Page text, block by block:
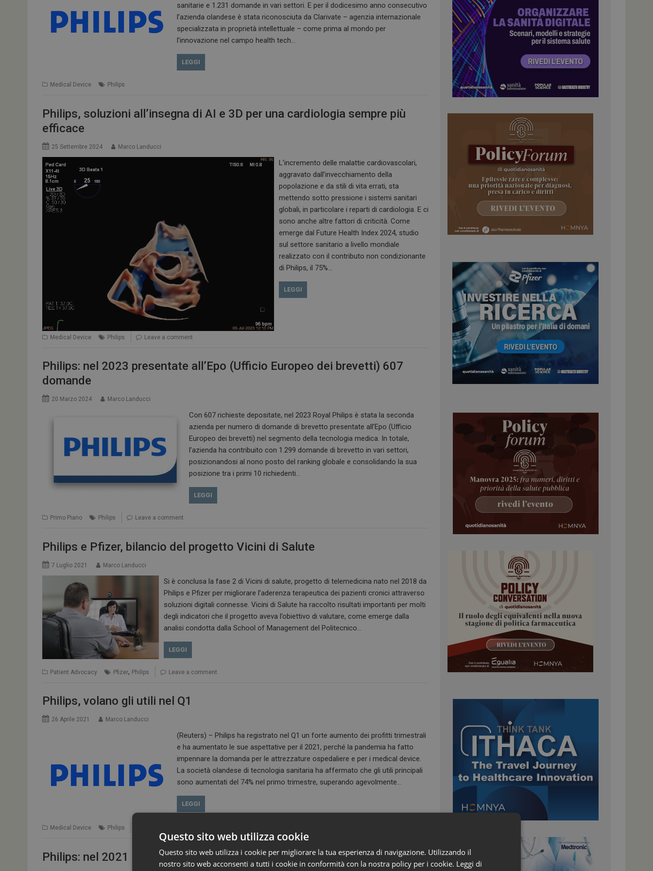
sanitarie e 1.231 domande in vari settori. E per il dodicesimo anno consecutivo
l’azienda olandese è stata riconosciuta da Clarivate – agenzia internazionale
specializzata in proprietà intellettuale – come prima al mondo per
l’innovazione nel campo health tech…
LEGGI
Medical Device Philips
Philips, soluzioni all’insegna di AI e 3D per una cardiologia sempre più
efficace
25 Settembre 2024 Marco Landucci
L’incremento delle malattie cardiovascolari,
aggravato dall’invecchiamento della
popolazione e da stili di vita errati, sta
mettendo sotto pressione i sistemi sanitari
globali, in particolare i reparti di cardiologia. E ci
sono anche altre fattori di criticità. Come
emerge dal Future Health Index 2024, studio
sul settore sanitario a livello mondiale
realizzato con il contributo non condizionante
di Philips, il 75%…
LEGGI
Medical Device Philips Leave a comment
Philips: nel 2023 presentate all’Epo (Ufficio Europeo dei brevetti) 607
domande
20 Marzo 2024 Marco Landucci
Con 607 richieste depositate, nel 2023 Royal Philips è stata la seconda
azienda per numero di domande di brevetto presentate all’Epo (Ufficio
Europeo dei brevetti) nel segmento della tecnologia medica. In totale,
l’azienda ha contribuito con 1.299 domande di brevetto in vari settori,
posizionandosi al nono posto del ranking globale e consolidando la sua
posizione tra i primi 10 richiedenti…
LEGGI
Primo Piano Philips Leave a comment
Philips e Pfizer, bilancio del progetto Vicini di Salute
7 Luglio 2021 Marco Landucci
Si è conclusa la fase 2 di Vicini di salute, progetto di telemedicina nato nel 2018 da
Philips e Pfizer per migliorare l’aderenza terapeutica dei pazienti cronici attraverso
soluzioni digitali connesse. Vicini di Salute ha raccolto risultati importanti per molti
degli indicatori che il progetto aveva l’obiettivo di valutare, come emerge dalla
analisi condotta dalla School of Management del Politecnico…
LEGGI
Patient Advocacy Pfizer, Philips Leave a comment
Philips, volano gli utili nel Q1
26 Aprile 2021 Marco Landucci
(Reuters) – Philips ha registrato nel Q1 un forte aumento dei profitti trimestrali
e ha aumentato le sue aspettative per il 2021, perché la pandemia ha fatto
impennare la domanda per le attrezzature ospedaliere e per i medical device.
La società olandese di tecnologia sanitaria ha affermato che gli utili principali
sono aumentati del 74% nel primo trimestre, superando agevolmente…
LEGGI
Medical Device Philips
Philips: nel 2021 crescita low single digit
Questo sito web utilizza cookie
Questo sito web utilizza i cookie per migliorare la tua esperienza di navigazione. Utilizzando il
nostro sito web acconsenti a tutti i cookie in conformità con la nostra policy per i cookie. Leggi di